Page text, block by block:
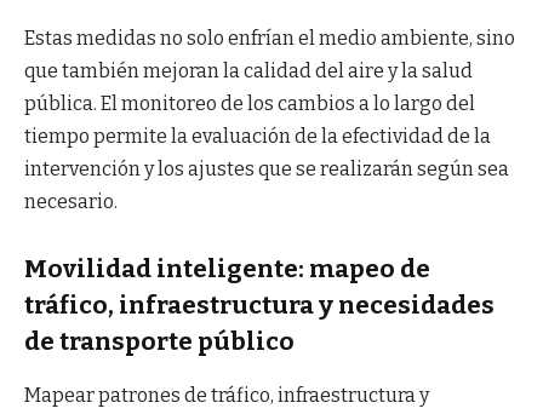
Estas medidas no solo enfrían el medio ambiente, sino
que también mejoran la calidad del aire y la salud
pública. El monitoreo de los cambios a lo largo del
tiempo permite la evaluación de la efectividad de la
intervención y los ajustes que se realizarán según sea
necesario.
Movilidad inteligente: mapeo de
tráfico, infraestructura y necesidades
de transporte público
Mapear patrones de tráfico, infraestructura y